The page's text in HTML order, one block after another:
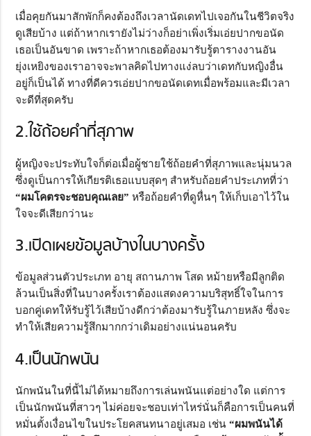
เมื่อคุยกันมาสักพักก็คงต้องถึงเวลานัดเดทไปเจอกันในชีวิตจริง
ดูเสียบ้าง แต่ถ้าหากเรายังไม่ว่างก็อย่าเพิ่งเริ่มเอ่ยปากขอนัด
เธอเป็นอันขาด เพราะถ้าหากเธอต้องมารับรู้ตารางงานอัน
ยุ่งเหยิงของเราอาจจะพาลคิดไปทางแง่ลบว่าเดทกับหญิงอื่น
อยู่ก็เป็นได้ ทางที่ดีควรเอ่ยปากขอนัดเดทเมื่อพร้อมและมีเวลา
จะดีที่สุดครับ
2.ใช้ถ้อยคำที่สุภาพ
ผู้หญิงจะประทับใจก็ต่อเมื่อผู้ชายใช้ถ้อยคำที่สุภาพและนุ่มนวล
ซึ่งดูเป็นการให้เกียรติเธอแบบสุดๆ สำหรับถ้อยคำประเภทที่ว่า
“ผมโคตรจะชอบคุณเลย” หรือถ้อยคำที่ดูหื่นๆ ให้เก็บเอาไว้ใน
ใจจะดีเสียกว่านะ
3.เปิดเผยข้อมูลบ้างในบางครั้ง
ข้อมูลส่วนตัวประเภท อายุ สถานภาพ โสด หม้ายหรือมีลูกติด
ล้วนเป็นสิ่งที่ในบางครั้งเราต้องแสดงความบริสุทธิ์ใจในการ
บอกคู่เดทให้รับรู้ไว้เสียบ้างดีกว่าต้องมารับรู้ในภายหลัง ซึ่งจะ
ทำให้เสียความรู้สึกมากกว่าเดิมอย่างแน่นอนครับ
4.เป็นนักพนัน
นักพนันในที่นี้ไม่ได้หมายถึงการเล่นพนันแต่อย่างใด แต่การ
เป็นนักพนันที่สาวๆ ไม่ค่อยจะชอบเท่าไหร่นั่นก็คือการเป็นคนที่
หมั่นตั้งเงื่อนไขในประโยคสนทนาอยู่เสมอ เช่น“ผมพนันได้